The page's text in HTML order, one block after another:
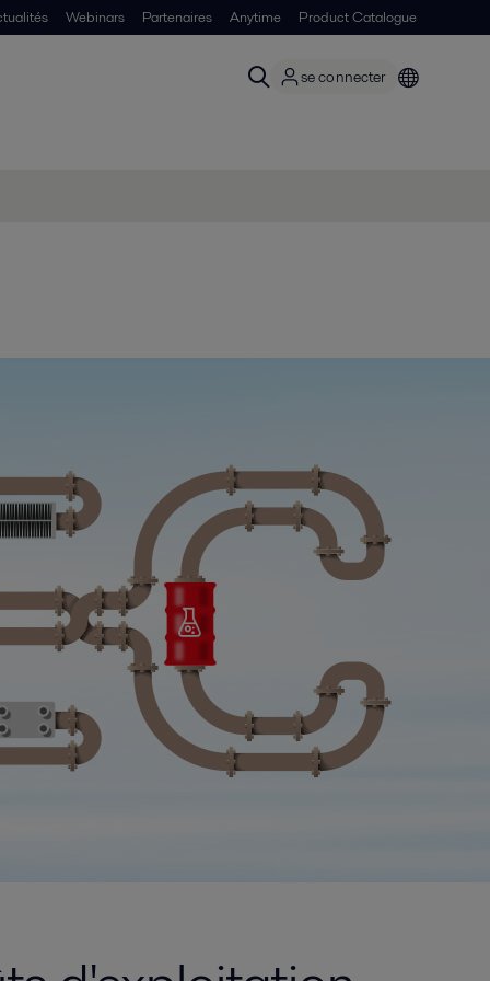
Webinars Partenaires Anytime Product Catalogue
se connecter